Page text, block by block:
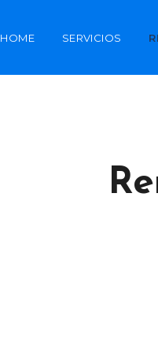
HOME SERVICIOS